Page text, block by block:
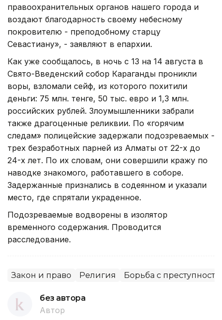
правоохранительных органов нашего города и
воздают благодарность своему небесному
покровителю - преподобному старцу
Севастиану», - заявляют в епархии.
Как уже сообщалось, в ночь с 13 на 14 августа в
Свято-Введенский собор Караганды проникли
воры, взломали сейф, из которого похитили
деньги: 75 млн. тенге, 50 тыс. евро и 1,3 млн.
российских рублей. Злоумышленники забрали
также драгоценные реликвии. По «горячим
следам» полицейские задержали подозреваемых -
трех безработных парней из Алматы от 22-х до
24-х лет. По их словам, они совершили кражу по
наводке знакомого, работавшего в соборе.
Задержанные признались в содеянном и указали
место, где спрятали украденное.
Подозреваемые водворены в изолятор
временного содержания. Проводится
расследование.
Закон и право Религия Борьба с
без автора
Автор